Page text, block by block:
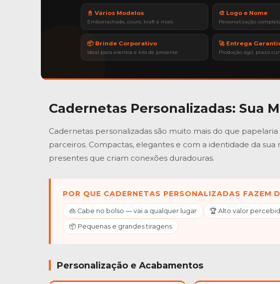
📓 Vários Modelos
Emborrachada, couro, kraft e mais
🎨 Logo e Nome
Personalização
📦 Brinde Corporativo
Ideal para eventos e kits de presente
🚀 Entrega
Produção ágil, prazo
Cadernetas Personalizadas: Sua
Cadernetas personalizadas são muito mais do que
parceiros. Compactas, elegantes e com a identidade da
presentes que criam conexões duradouras.
POR QUE CADERNETAS PERSONALIZADAS FAZEM
👜 Cabe no bolso — vai a qualquer lugar 🏆 Alto valor
📦 Pequenas e grandes tiragens
Personalização e Acabamentos